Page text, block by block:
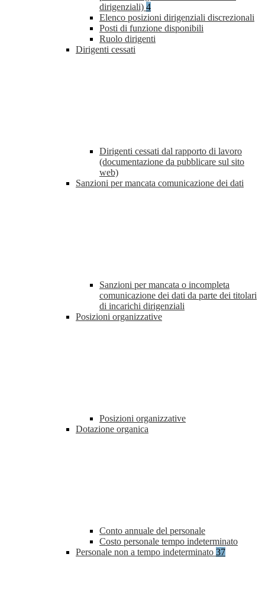
dirigenziali) 4
Elenco posizioni dirigenziali discrezionali
Posti di funzione disponibili
Ruolo dirigenti
Dirigenti cessati
Dirigenti cessati dal rapporto di lavoro
(documentazione da pubblicare sul sito
web)
Sanzioni per mancata comunicazione dei dati
Sanzioni per mancata o incompleta
comunicazione dei dati da parte dei titolari
di incarichi dirigenziali
Posizioni organizzative
Posizioni organizzative
Dotazione organica
Conto annuale del personale
Costo personale tempo indeterminato
Personale non a tempo indeterminato 37